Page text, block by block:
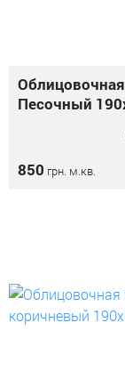
Песочный
850 грн. м.кв.